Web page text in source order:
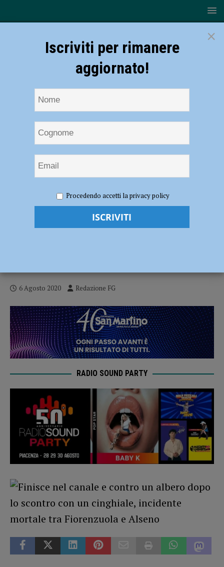
piscina in via Rigolli, non ce l’ha fatta la bimba di quattro anni. Seconda
tragedia in pochi mesi
Caduta in piscina in via Rigolli, non ce l’ha
6 Agosto 2020 Redazione FG
RADIO SOUND PARTY
×
Iscriviti per rimanere
aggiornato!
Procedendo accetti la privacy policy